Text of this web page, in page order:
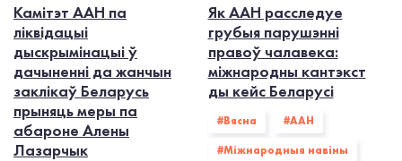
Камітэт ААН па
ліквідацыі
дыскрымінацыі ў
дачыненні да жанчын
заклікаў Беларусь
прыняць меры па
абароне Алены
Лазарчык
Як ААН расследуе
грубыя парушэнні
правоў чалавека:
міжнародны кантэкст
ды кейс Беларусі
#Вясна #ААН
#Міжнародныя навіны